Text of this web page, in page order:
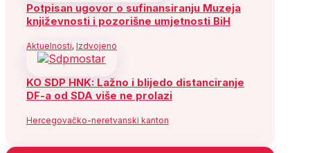
Potpisan ugovor o sufinansiranju Muzeja
književnosti i pozorišne umjetnosti BiH
Aktuelnosti, Izdvojeno
KO SDP HNK: Lažno i blijedo distanciranje
DF-a od SDA više ne prolazi
Hercegovačko-neretvanski kanton